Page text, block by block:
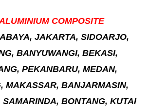
COMPOSITE
JAKARTA, SIDOARJO,
BANYUWANGI, BEKASI,
PEKANBARU, MEDAN,
MAKASSAR, BANJARMASIN,
BONTANG, KUTAI